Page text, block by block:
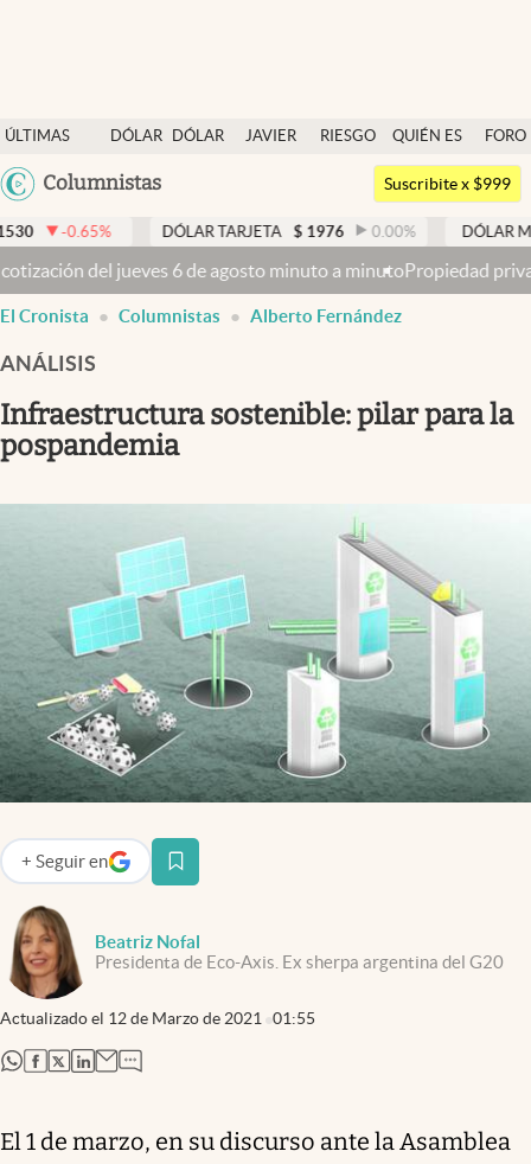
ÚLTIMAS
NOTICIAS
DÓLAR
DÓLAR
JAVIER
RIESGO
QUIÉN ES
QUIÉN
FORO
Argentina
México
Columnistas
Dólar
Members
Economía y Política
Finanzas y Mercados
Mercados Online
Negocios
Columnistas
Otras secciones
Infotechnology
Mundial 2026
Eventos Corporativos
El Cronista Studio
abre en nueva pestaña
Argentina
Suscribite x $999
DÓLAR TARJETA $ 1976 0.00 % DÓLAR MEP $
minuto a minutoPropiedad privada: con cruces y
El Cronista Columnistas Alberto Fernández
ANÁLISIS
Infraestructura sostenible: pilar para la
pospandemia
Beatriz Nofal
Presidenta de Eco-Axis. Ex sherpa argentina del G20
Actualizado el 12 de Marzo de 2021 01:55
+ Seguir en
abre en nueva pestaña
abre en nueva pestaña
abre en nueva pestaña
abre en nueva pestaña
abre en nueva pestaña
El 1 de marzo, en su discurso ante la Asamblea